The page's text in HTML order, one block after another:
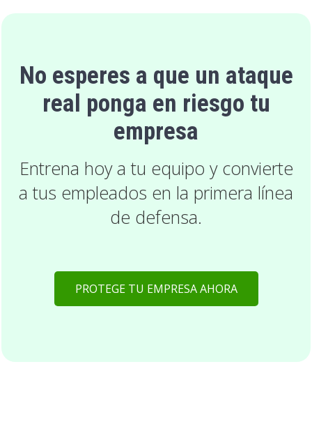
No esperes a que un ataque
real ponga en riesgo tu
empresa
Entrena hoy a tu equipo y convierte
a tus empleados en la primera línea
de defensa.
PROTEGE TU EMPRESA AHORA